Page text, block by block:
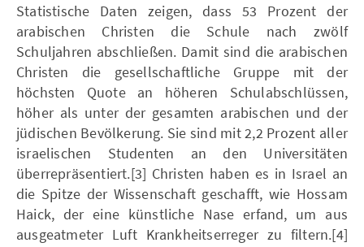
Statistische Daten zeigen, dass 53 Prozent der
arabischen Christen die Schule nach zwölf
Schuljahren abschließen. Damit sind die arabischen
Christen die gesellschaftliche Gruppe mit der
höchsten Quote an höheren Schulabschlüssen,
höher als unter der gesamten arabischen und der
jüdischen Bevölkerung. Sie sind mit 2,2 Prozent aller
israelischen Studenten an den Universitäten
überrepräsentiert.[3] Christen haben es in Israel an
die Spitze der Wissenschaft geschafft, wie Hossam
Haick, der eine künstliche Nase erfand, um aus
ausgeatmeter Luft Krankheitserreger zu filtern.[4]